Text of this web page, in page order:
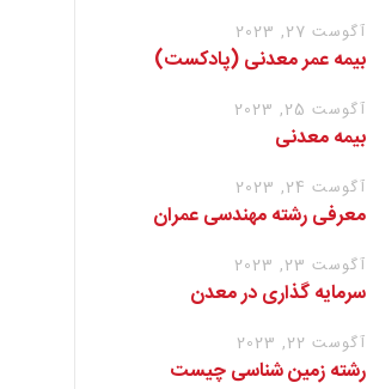
آگوست 27, 2023
بیمه عمر معدنی (پادکست)
آگوست 25, 2023
بیمه معدنی
آگوست 24, 2023
معرفی رشته مهندسی عمران
آگوست 23, 2023
سرمایه گذاری در معدن
آگوست 22, 2023
رشته زمین شناسی چیست